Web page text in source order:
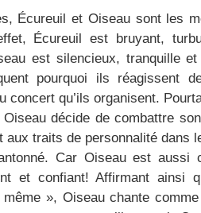
Écureuil et Oiseau sont les
Écureuil est bruyant,
est silencieux, tranquille
pourquoi ils réagissent
concert qu’ils organisent.
décide de combattre
aux traits de personnalité dans
Car Oiseau est aussi
et confiant! Affirmant ainsi
», Oiseau chante